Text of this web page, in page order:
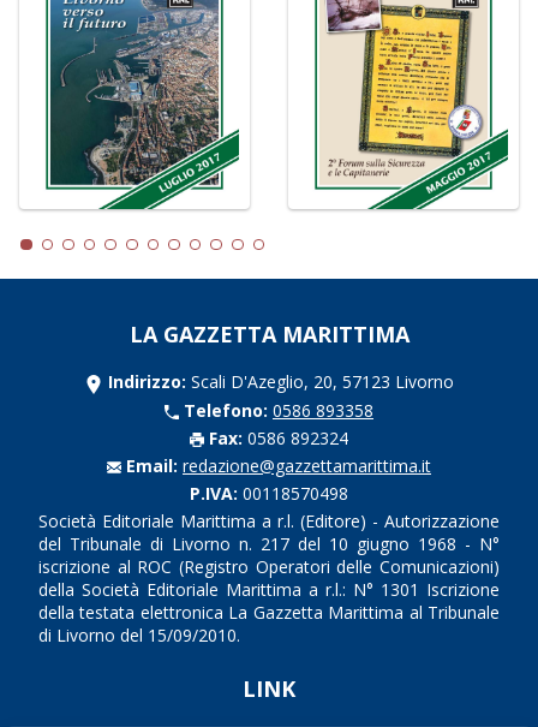
LA GAZZETTA MARITTIMA
Indirizzo: Scali D'Azeglio, 20, 57123 Livorno
Telefono: 0586 893358
Fax: 0586 892324
Email: redazione@gazzettamarittima.it
P.IVA: 00118570498
Società Editoriale Marittima a r.l. (Editore) - Autorizzazione
del Tribunale di Livorno n. 217 del 10 giugno 1968 - N°
iscrizione al ROC (Registro Operatori delle Comunicazioni)
della Società Editoriale Marittima a r.l.: N° 1301 Iscrizione
della testata elettronica La Gazzetta Marittima al Tribunale
di Livorno del 15/09/2010.
LINK